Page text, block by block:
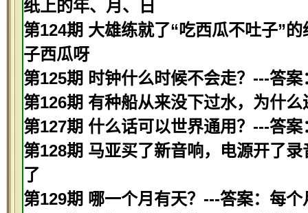
纸上的年、月、日
第124期 大雄练就了“吃西瓜不吐子”
子西瓜呀
第125期 时钟什么时候不会走？---答
第126期 有种船从来没下过水，为什
第127期 什么话可以世界通用？---答案
第128期 马亚买了新音响，电源开了
了
第129期 哪一个月有天？---答案：每个